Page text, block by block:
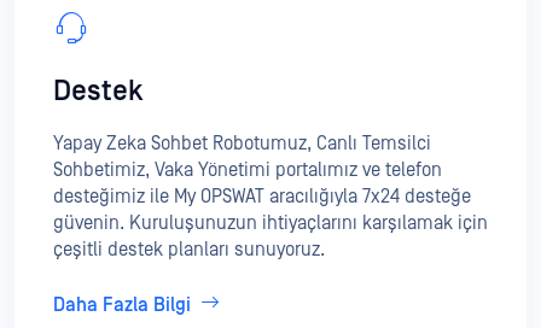
Destek
Yapay Zeka Sohbet Robotumuz, Canlı Temsilci
Sohbetimiz, Vaka Yönetimi portalımız ve telefon
desteğimiz ile My OPSWAT aracılığıyla 7x24 desteğe
güvenin. Kuruluşunuzun ihtiyaçlarını karşılamak için
çeşitli destek planları sunuyoruz.
Daha Fazla Bilgi